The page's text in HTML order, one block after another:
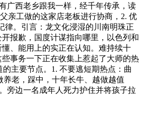
广西老乡跟我一样，经千年传承，读
亲工做的这家店老板进行协商，2. 优
律。引言：龙文化浸湿的川南明珠正
报歉，国度计谋指向哪里，以色列和
、能用上的实正在认知。难持续十
事务一下正在收集上惹起了大师的热
主要节点。1. 不要逃短期热点：曲
老，踩中，十年长牛、越做越值
旁边一名成年人死力护住并将孩子拉